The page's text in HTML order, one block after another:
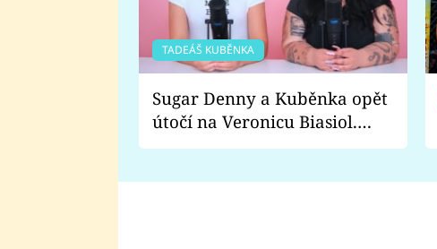
TADEÁŠ KUBĚNKA
Sugar Denny a Kuběnka opět
útočí na Veronicu Biasiol.
Proč je podle nich falešná a